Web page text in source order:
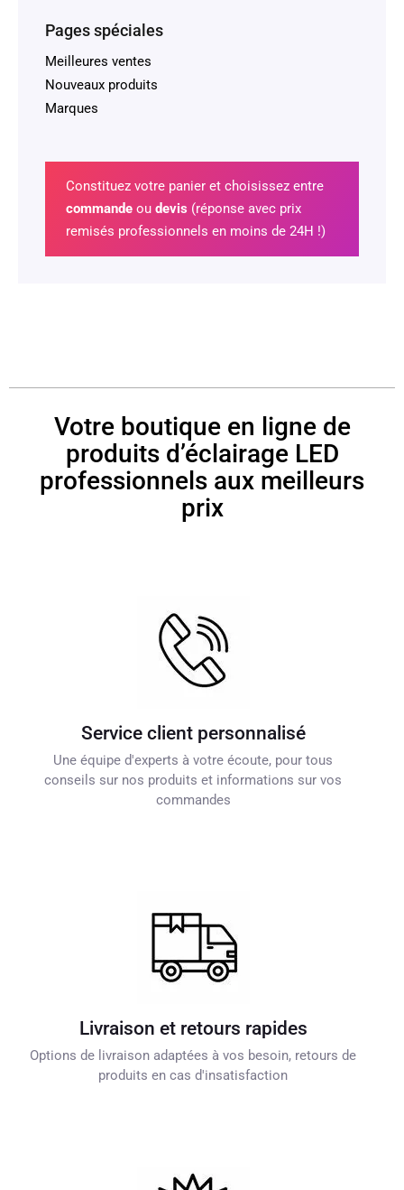
Pages spéciales
Meilleures ventes
Nouveaux produits
Marques
Constituez votre panier et choisissez entre
commandeou devis (réponse avec prix
remisés professionnels en moins de 24H !)
Votre boutique en ligne de
produits d’éclairage LED
professionnels aux meilleurs
prix
Service client personnalisé
Une équipe d'experts à votre écoute, pour tous
conseils sur nos produits et informations sur vos
commandes
Livraison et retours rapides
Options de livraison adaptées à vos besoin, retours de
produits en cas d'insatisfaction